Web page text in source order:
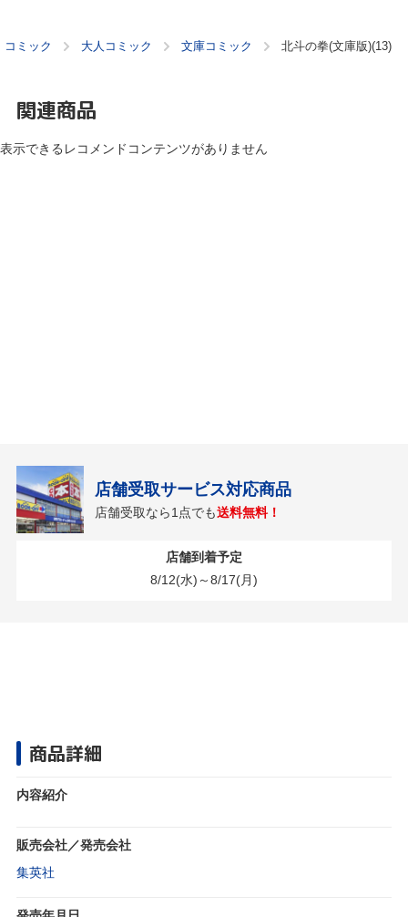
コミック 大人コミック 文庫コミック 北斗の拳(文庫版)(13)
関連商品
表示できるレコメンドコンテンツがありません
店舗受取サービス対応商品
店舗受取なら1点でも送料無料！
店舗到着予定
8/12(水)～8/17(月)
商品詳細
内容紹介
販売会社／発売会社
集英社